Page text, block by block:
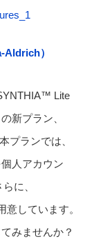
Aldrich）
Lite
の新プラン、
プランでは、
人アカウン
に、
しています。
みませんか？